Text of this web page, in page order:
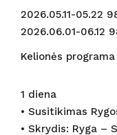
2026.05.11-05.22
2026.06.01-06.12
Kelionės programa
1 diena
• Susitikimas
• Skrydis: Ryga –